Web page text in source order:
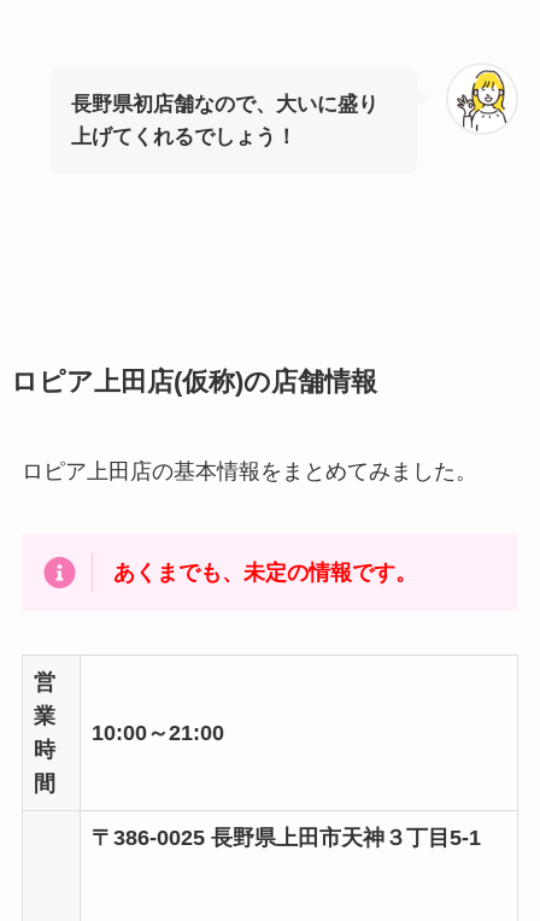
長野県初店舗なので、大いに盛り
上げてくれるでしょう！
ロピア上田店(仮称)の店舗情報
ロピア上田店の基本情報をまとめてみました。
あくまでも、未定の情報です。
営
業
時
間
10:00～21:00
〒386-0025 長野県上田市天神３丁目5-1